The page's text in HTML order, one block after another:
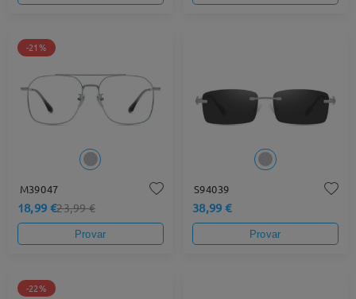
-21%
M39047
18,99 €23,99 €
Provar
S94039
38,99 €
Provar
-22%